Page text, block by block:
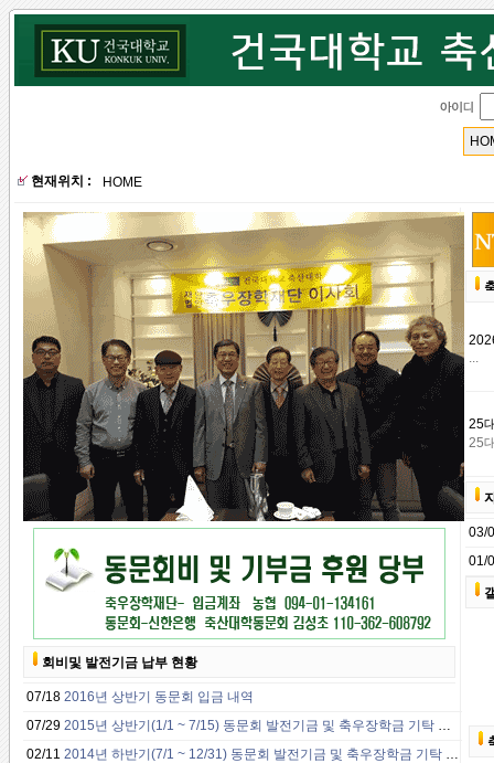
현재위치 : HOME
회비및 발전기금 납부 현황
07/18 2016년 상반기 동문회 입금 내역
07/29 2015년 상반기(1/1 ~ 7/15) 동문회 발전기금 및 축우장학금 기탁 내역
02/11 2014년 하반기(7/1 ~ 12/31) 동문회 발전기금 및 축우장학금 기탁 내역
...
25
25
03/
01/